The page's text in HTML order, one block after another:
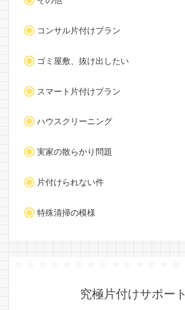
コンサル片付けプラン
ゴミ屋敷、抜け出したい
スマート片付けプラン
ハウスクリーニング
実家の散らかり問題
片付けられない件
特殊清掃の模様
究極片付けサポート